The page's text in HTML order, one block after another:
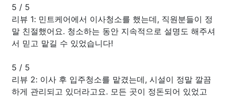
5 / 5
리뷰 1: 민트케어에서 이사청소를 했는데, 직원분들이 정
말 친절했어요. 청소하는 동안 지속적으로 설명도 해주셔
서 믿고 맡길 수 있었습니다!
5 / 5
리뷰 2: 이사 후 입주청소를 맡겼는데, 시설이 정말 깔끔
하게 관리되고 있더라고요. 모든 곳이 정돈되어 있었고